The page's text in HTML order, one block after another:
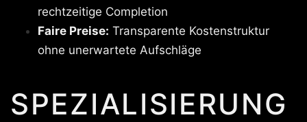
rechtzeitige Completion
Faire Preise: Transparente Kostenstruktur
ohne unerwartete Aufschläge
SPEZIALISIERUNG